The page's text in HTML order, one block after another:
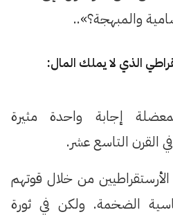
والمبهجة؟»..
الذي لا يملك المال:
إجابة واحدة مثيرة
القرن التاسع عشر.
من خلال قوتهم
الضخمة. ولكن في ثورة